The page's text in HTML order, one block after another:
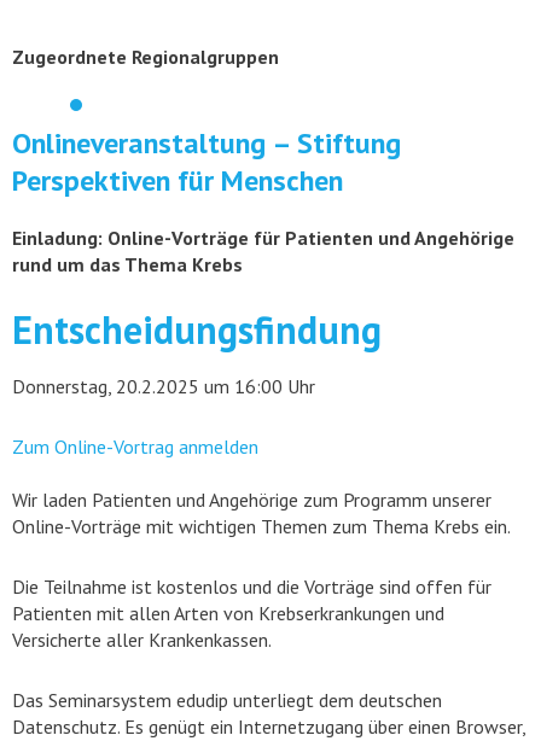
Zugeordnete Regionalgruppen
Onlineveranstaltung – Stiftung
Perspektiven für Menschen
Einladung: Online-Vorträge für Patienten und Angehörige
rund um das Thema Krebs
Entscheidungsfindung
Donnerstag, 20.2.2025 um 16:00 Uhr
Zum Online-Vortrag anmelden
Wir laden Patienten und Angehörige zum Programm unserer
Online-Vorträge mit wichtigen Themen zum Thema Krebs ein.
Die Teilnahme ist kostenlos und die Vorträge sind offen für
Patienten mit allen Arten von Krebserkrankungen und
Versicherte aller Krankenkassen.
Das Seminarsystem edudip unterliegt dem deutschen
Datenschutz. Es genügt ein Internetzugang über einen Browser,